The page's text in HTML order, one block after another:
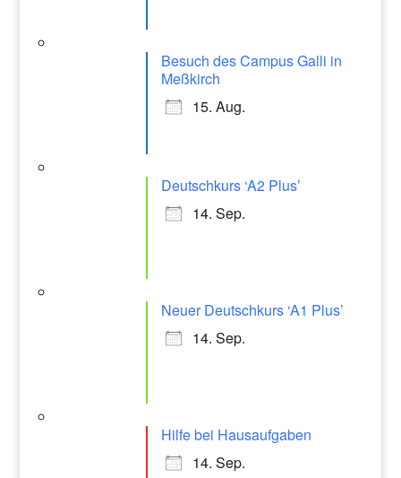
Besuch des Campus Galli in
Meßkirch
15. Aug.
Deutschkurs ‘A2 Plus’
14. Sep.
Neuer Deutschkurs ‘A1 Plus’
14. Sep.
Hilfe bei Hausaufgaben
14. Sep.